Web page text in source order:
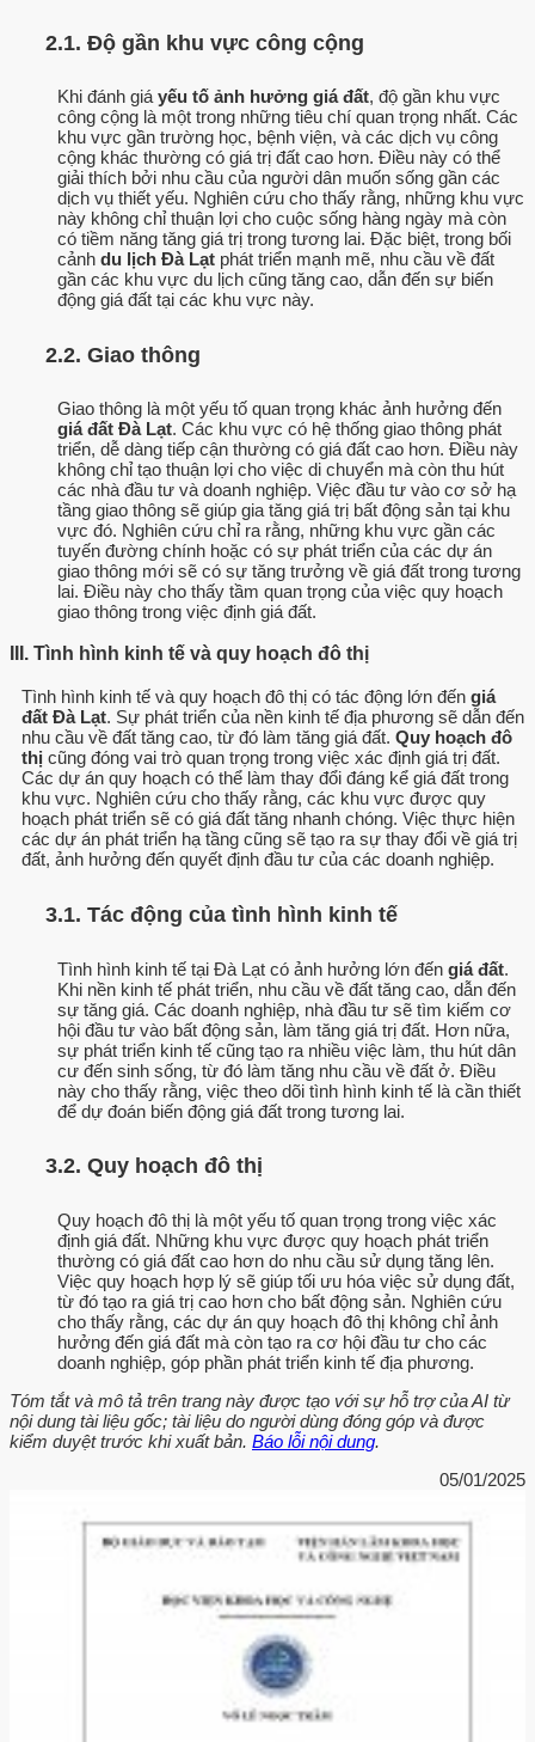
2.1. Độ gần khu vực công cộng
Khi đánh giá yếu tố ảnh hưởng giá đất, độ gần khu vực
công cộng là một trong những tiêu chí quan trọng nhất. Các
khu vực gần trường học, bệnh viện, và các dịch vụ công
cộng khác thường có giá trị đất cao hơn. Điều này có thể
giải thích bởi nhu cầu của người dân muốn sống gần các
dịch vụ thiết yếu. Nghiên cứu cho thấy rằng, những khu vực
này không chỉ thuận lợi cho cuộc sống hàng ngày mà còn
có tiềm năng tăng giá trị trong tương lai. Đặc biệt, trong bối
cảnh du lịch Đà Lạt phát triển mạnh mẽ, nhu cầu về đất
gần các khu vực du lịch cũng tăng cao, dẫn đến sự biến
động giá đất tại các khu vực này.
2.2. Giao thông
Giao thông là một yếu tố quan trọng khác ảnh hưởng đến
giá đất Đà Lạt. Các khu vực có hệ thống giao thông phát
triển, dễ dàng tiếp cận thường có giá đất cao hơn. Điều này
không chỉ tạo thuận lợi cho việc di chuyển mà còn thu hút
các nhà đầu tư và doanh nghiệp. Việc đầu tư vào cơ sở hạ
tầng giao thông sẽ giúp gia tăng giá trị bất động sản tại khu
vực đó. Nghiên cứu chỉ ra rằng, những khu vực gần các
tuyến đường chính hoặc có sự phát triển của các dự án
giao thông mới sẽ có sự tăng trưởng về giá đất trong tương
lai. Điều này cho thấy tầm quan trọng của việc quy hoạch
giao thông trong việc định giá đất.
III. Tình hình kinh tế và quy hoạch đô thị
Tình hình kinh tế và quy hoạch đô thị có tác động lớn đến giá
đất Đà Lạt. Sự phát triển của nền kinh tế địa phương sẽ dẫn đến
nhu cầu về đất tăng cao, từ đó làm tăng giá đất. Quy hoạch đô
thị cũng đóng vai trò quan trọng trong việc xác định giá trị đất.
Các dự án quy hoạch có thể làm thay đổi đáng kể giá đất trong
khu vực. Nghiên cứu cho thấy rằng, các khu vực được quy
hoạch phát triển sẽ có giá đất tăng nhanh chóng. Việc thực hiện
các dự án phát triển hạ tầng cũng sẽ tạo ra sự thay đổi về giá trị
đất, ảnh hưởng đến quyết định đầu tư của các doanh nghiệp.
3.1. Tác động của tình hình kinh tế
Tình hình kinh tế tại Đà Lạt có ảnh hưởng lớn đến giá đất.
Khi nền kinh tế phát triển, nhu cầu về đất tăng cao, dẫn đến
sự tăng giá. Các doanh nghiệp, nhà đầu tư sẽ tìm kiếm cơ
hội đầu tư vào bất động sản, làm tăng giá trị đất. Hơn nữa,
sự phát triển kinh tế cũng tạo ra nhiều việc làm, thu hút dân
cư đến sinh sống, từ đó làm tăng nhu cầu về đất ở. Điều
này cho thấy rằng, việc theo dõi tình hình kinh tế là cần thiết
để dự đoán biến động giá đất trong tương lai.
3.2. Quy hoạch đô thị
Quy hoạch đô thị là một yếu tố quan trọng trong việc xác
định giá đất. Những khu vực được quy hoạch phát triển
thường có giá đất cao hơn do nhu cầu sử dụng tăng lên.
Việc quy hoạch hợp lý sẽ giúp tối ưu hóa việc sử dụng đất,
từ đó tạo ra giá trị cao hơn cho bất động sản. Nghiên cứu
cho thấy rằng, các dự án quy hoạch đô thị không chỉ ảnh
hưởng đến giá đất mà còn tạo ra cơ hội đầu tư cho các
doanh nghiệp, góp phần phát triển kinh tế địa phương.
Tóm tắt và mô tả trên trang này được tạo với sự hỗ trợ của AI từ
nội dung tài liệu gốc; tài liệu do người dùng đóng góp và được
kiểm duyệt trước khi xuất bản. Báo lỗi nội dung.
05/01/2025